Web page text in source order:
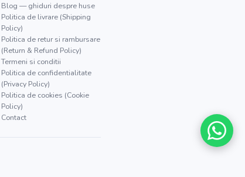
Blog — ghiduri despre huse
Politica de livrare (Shipping
Policy)
Politica de retur si rambursare
(Return & Refund Policy)
Termeni si conditii
Politica de confidentialitate
(Privacy Policy)
Politica de cookies (Cookie
Policy)
Contact